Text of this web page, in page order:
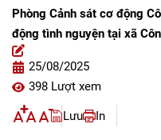
Phòng Cảnh sát cơ động
động tình nguyện tại xã
25/08/2025
398 Lượt xem
Lưu In